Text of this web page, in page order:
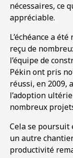
nécessaires, ce
appréciable.
L’échéance a
reçu de
l’équipe de
Pékin ont pris
réussi, en 2009,
l’adoption
nombreux
Cela se poursuit
un autre
productivité